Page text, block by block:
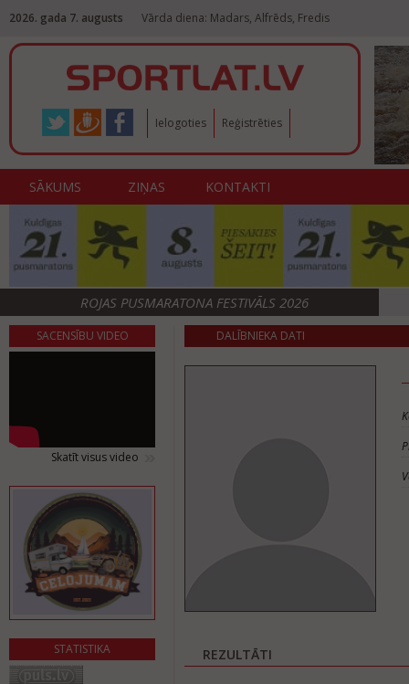
2026. gada 7. augusts Vārda diena: Madars, Alfrēds, Fredis
Ielogoties Reģistrēties
SĀKUMS ZIŅAS KONTAKTI
ROJAS PUSMARATONA FESTIVĀLS 2026
SACENSĪBU VIDEO
Skatīt visus video
STATISTIKA
DALĪBNIEKA DATI
REZULTĀTI